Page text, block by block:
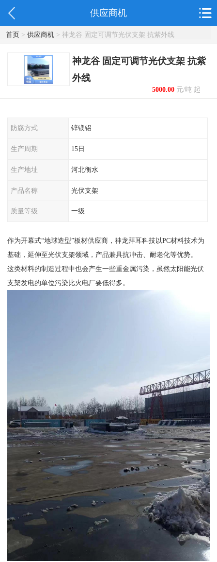
供应商机
首页> 供应商机> 神龙谷 固定可调节光伏支架 抗紫外线
神龙谷 固定可调节光伏支架 抗紫
外线
5000.00元/吨 起
防腐方式 锌镁铝
生产周期 15日
生产地址 河北衡水
产品名称 光伏支架
质量等级 一级
作为开幕式“地球造型”板材供应商，神龙拜耳科技以PC材料技术为
基础，延伸至光伏支架领域，产品兼具抗冲击、耐老化等优势。
这类材料的制造过程中也会产生一些重金属污染，虽然太阳能光伏
支架发电的单位污染比火电厂要低得多。